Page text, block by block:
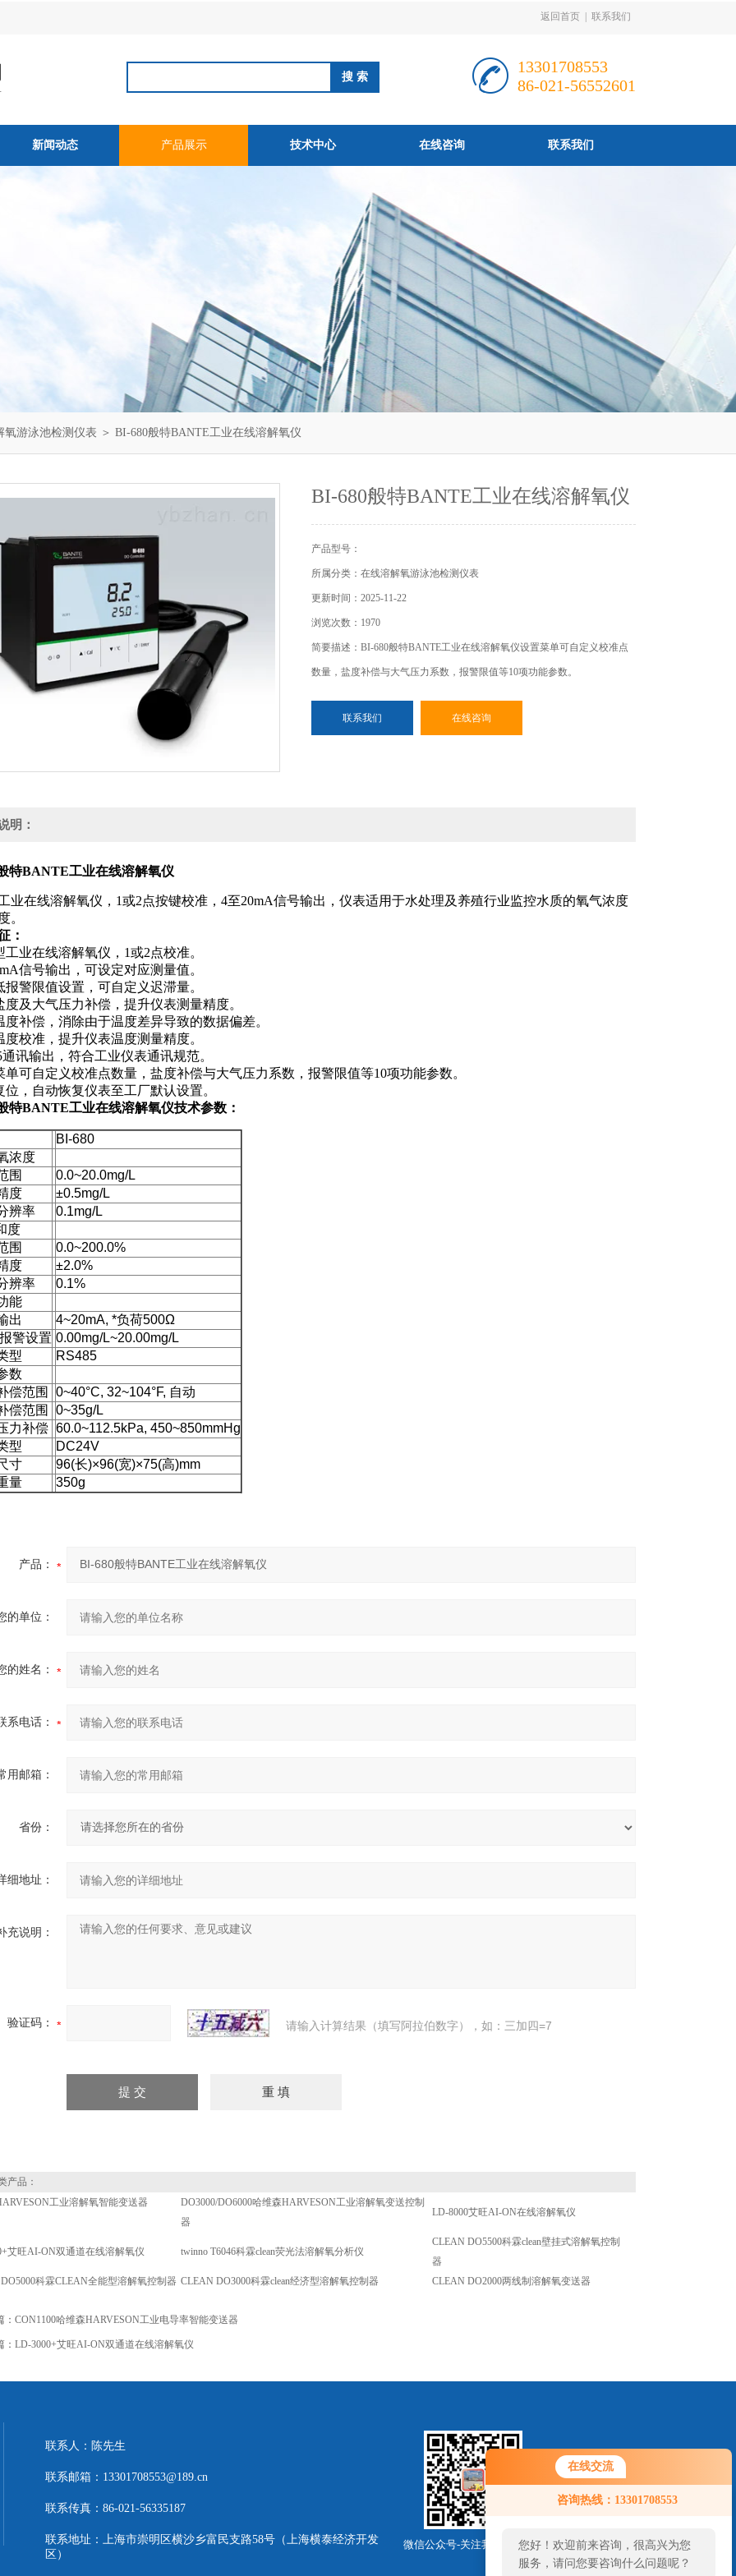
在线交流
咨询热线：13301708553
您好！欢迎前来咨询，很高兴为您
服务，请问您要咨询什么问题呢？
返回首页 联系我们
13301708553
86-021-56552601
新闻动态 产品展示 技术中心 在线咨询 联系我们
氧游泳池检测仪表 ＞ BI-680般特BANTE工业在线溶解氧仪
BI-680般特BANTE工业在线溶解氧仪
产品型号：
所属分类：在线溶解氧游泳池检测仪表
更新时间：2025-11-22
浏览次数：1970
简要描述：BI-680般特BANTE工业在线溶解氧仪设置菜单可自定义校准点
数量，盐度补偿与大气压力系数，报警限值等10项功能参数。
联系我们 在线咨询
明：
特BANTE工业在线溶解氧仪
业在线溶解氧仪，1或2点按键校准，4至20mA信号输出，仪表适用于水处理及养殖行业监控水质的氧气浓度
。
：
工业在线溶解氧仪，1或2点校准。
信号输出，可设定对应测量值。
报警限值设置，可自定义迟滞量。
度及大气压力补偿，提升仪表测量精度。
度补偿，消除由于温度差异导致的数据偏差。
度校准，提升仪表温度测量精度。
通讯输出，符合工业仪表通讯规范。
单可自定义校准点数量，盐度补偿与大气压力系数，报警限值等10项功能参数。
位，自动恢复仪表至工厂默认设置。
特BANTE工业在线溶解氧仪技术参数：
BI-680
浓度
围
0.0~20.0mg/L
度
±0.5mg/L
辨率
0.1mg/L
度
围
0.0~200.0%
度
±2.0%
辨率
0.1%
能
出
4~20mA, *负荷500Ω
警设置 0.00mg/L~20.00mg/L
型
RS485
数
偿范围
0~40°C, 32~104°F, 自动
偿范围
0~35g/L
力补偿 60.0~112.5kPa, 450~850mmHg
型
DC24V
寸
96(长)×96(宽)×75(高)mm
量
350g
产品：
的单位：
的姓名：
系电话：
用邮箱：
省份：
细地址：
充说明：
验证码： 请输入计算结果（填写阿拉伯数字），如：三加四=7
品：
工业溶解氧智能变送器
DO3000/DO6000哈维森HARVESON工业溶解氧变送控制
器
LD-8000艾旺AI-ON在线溶解氧仪
艾旺AI-ON双通道在线溶解氧仪 twinno T6046科霖clean荧光法溶解氧分析仪
CLEAN DO5500科霖clean壁挂式溶解氧控制
器
科霖CLEAN全能型溶解氧控制器 CLEAN DO3000科霖clean经济型溶解氧控制器 CLEAN DO2000两线制溶解氧变送器
： CON1100哈维森HARVESON工业电导率智能变送器
： LD-3000+艾旺AI-ON双通道在线溶解氧仪
联系人：陈先生
联系邮箱：13301708553@189.cn
联系传真：86-021-56335187
联系地址：上海市崇明区横沙乡富民支路58号（上海横泰经济开发
区）
微信公众号-关注我们最新动态